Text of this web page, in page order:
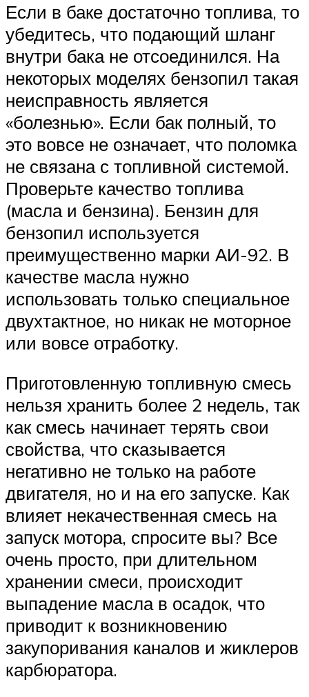
Если в баке достаточно топлива, то
убедитесь, что подающий шланг
внутри бака не отсоединился. На
некоторых моделях бензопил такая
неисправность является
«болезнью». Если бак полный, то
это вовсе не означает, что поломка
не связана с топливной системой.
Проверьте качество топлива
(масла и бензина). Бензин для
бензопил используется
преимущественно марки АИ-92. В
качестве масла нужно
использовать только специальное
двухтактное, но никак не моторное
или вовсе отработку.
Приготовленную топливную смесь
нельзя хранить более 2 недель, так
как смесь начинает терять свои
свойства, что сказывается
негативно не только на работе
двигателя, но и на его запуске. Как
влияет некачественная смесь на
запуск мотора, спросите вы? Все
очень просто, при длительном
хранении смеси, происходит
выпадение масла в осадок, что
приводит к возникновению
закупоривания каналов и жиклеров
карбюратора.